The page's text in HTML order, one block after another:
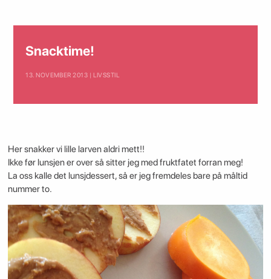
Snacktime!
13. NOVEMBER 2013 | LIVSSTIL
Her snakker vi lille larven aldri mett!!
Ikke før lunsjen er over så sitter jeg med fruktfatet forran meg!
La oss kalle det lunsjdessert, så er jeg fremdeles bare på måltid
nummer to.